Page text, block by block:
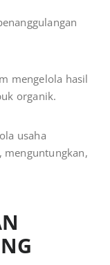
mengelola hasil
organik.
usaha
menguntungkan,